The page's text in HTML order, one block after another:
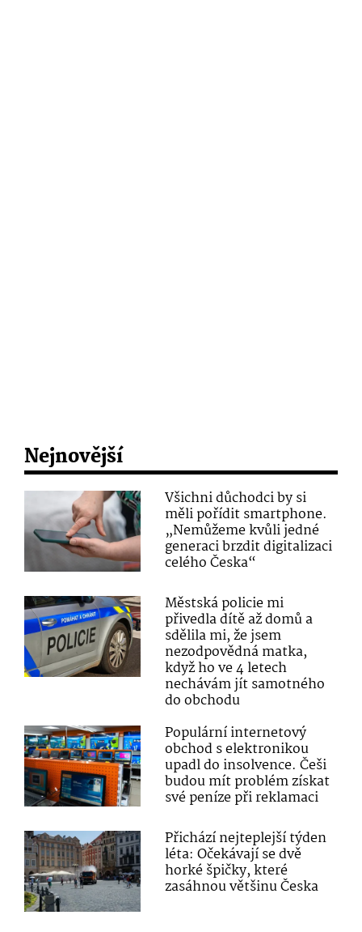
Nejnovější
Všichni důchodci by si
měli pořídit smartphone.
„Nemůžeme kvůli jedné
generaci brzdit digitalizaci
celého Česka“
Městská policie mi
přivedla dítě až domů a
sdělila mi, že jsem
nezodpovědná matka,
když ho ve 4 letech
nechávám jít samotného
do obchodu
Populární internetový
obchod s elektronikou
upadl do insolvence. Češi
budou mít problém získat
své peníze při reklamaci
Přichází nejteplejší týden
léta: Očekávají se dvě
horké špičky, které
zasáhnou většinu Česka